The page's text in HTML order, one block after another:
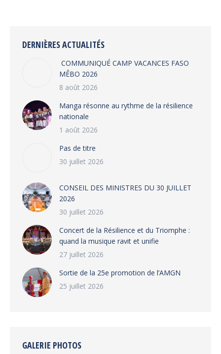
DERNIÈRES ACTUALITÉS
COMMUNIQUÉ CAMP VACANCES FASO
MÊBO 2026
8 août 2026
Manga résonne au rythme de la résilience
nationale
1 août 2026
Pas de titre
30 juillet 2026
CONSEIL DES MINISTRES DU 30 JUILLET
2026
30 juillet 2026
‎​Concert de la Résilience et du Triomphe :
quand la musique ravit et unifie
27 juillet 2026
‎Sortie de la 25e promotion de l’AMGN
25 juillet 2026
GALERIE PHOTOS